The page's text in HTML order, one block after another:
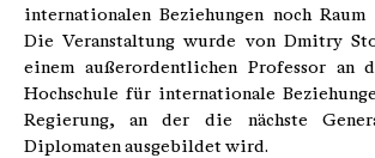
internationalen Beziehungen noch
Die Veranstaltung wurde von Dmitry
einem außerordentlichen Professor an
Hochschule für internationale
Regierung, an der die nächste
Diplomaten ausgebildet wird.